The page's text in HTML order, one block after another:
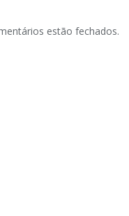
estão fechados.